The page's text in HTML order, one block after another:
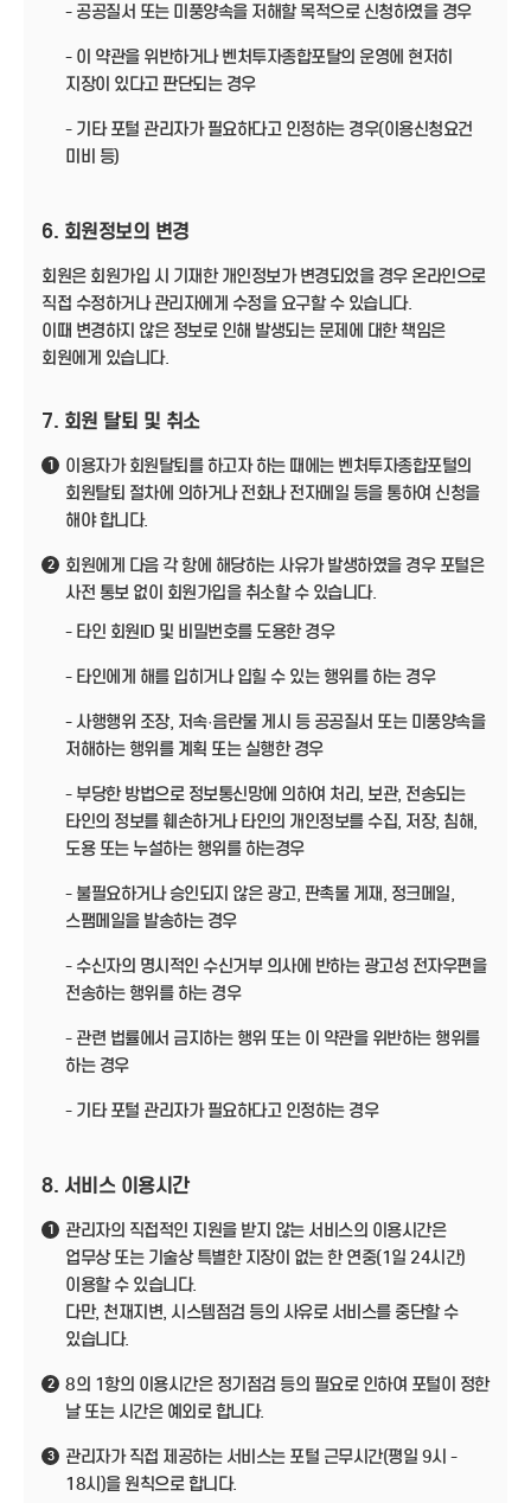
- 공공질서 또는 미풍양속을 저해할 목적으로 신청하였을 경우
- 이 약관을 위반하거나 벤처투자종합포탈의 운영에 현저히
지장이 있다고 판단되는 경우
- 기타 포털 관리자가 필요하다고 인정하는 경우(이용신청요건
미비 등)
6. 회원정보의 변경
회원은 회원가입 시 기재한 개인정보가 변경되었을 경우 온라인으로
직접 수정하거나 관리자에게 수정을 요구할 수 있습니다.
이때 변경하지 않은 정보로 인해 발생되는 문제에 대한 책임은
회원에게 있습니다.
7. 회원 탈퇴 및 취소
1
이용자가 회원탈퇴를 하고자 하는 때에는 벤처투자종합포털의
회원탈퇴 절차에 의하거나 전화나 전자메일 등을 통하여 신청을
해야 합니다.
2
회원에게 다음 각 항에 해당하는 사유가 발생하였을 경우 포털은
사전 통보 없이 회원가입을 취소할 수 있습니다.
- 타인 회원ID 및 비밀번호를 도용한 경우
- 타인에게 해를 입히거나 입힐 수 있는 행위를 하는 경우
- 사행행위 조장, 저속·음란물 게시 등 공공질서 또는 미풍양속을
저해하는 행위를 계획 또는 실행한 경우
- 부당한 방법으로 정보통신망에 의하여 처리, 보관, 전송되는
타인의 정보를 훼손하거나 타인의 개인정보를 수집, 저장, 침해,
도용 또는 누설하는 행위를 하는경우
- 불필요하거나 승인되지 않은 광고, 판촉물 게재, 정크메일,
스팸메일을 발송하는 경우
- 수신자의 명시적인 수신거부 의사에 반하는 광고성 전자우편을
전송하는 행위를 하는 경우
- 관련 법률에서 금지하는 행위 또는 이 약관을 위반하는 행위를
하는 경우
- 기타 포털 관리자가 필요하다고 인정하는 경우
8. 서비스 이용시간
1
관리자의 직접적인 지원을 받지 않는 서비스의 이용시간은
업무상 또는 기술상 특별한 지장이 없는 한 연중(1일 24시간)
이용할 수 있습니다.
다만, 천재지변, 시스템점검 등의 사유로 서비스를 중단할 수
있습니다.
2
8의 1항의 이용시간은 정기점검 등의 필요로 인하여 포털이 정한
날 또는 시간은 예외로 합니다.
3
관리자가 직접 제공하는 서비스는 포털 근무시간(평일 9시 -
18시)을 원칙으로 합니다.